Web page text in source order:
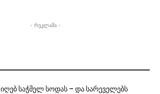
- რეკლამა -
იღებ საჭმელ სოდას – და სარეველებს